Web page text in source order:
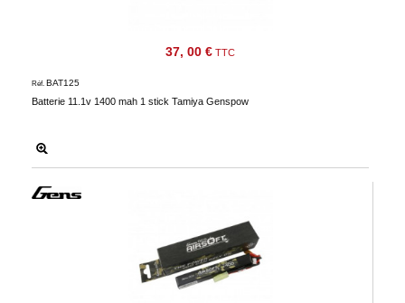
37, 00 € TTC
Batterie 11.1v 1400 mah 1 stick Tamiya Genspow
Réf. BAT125